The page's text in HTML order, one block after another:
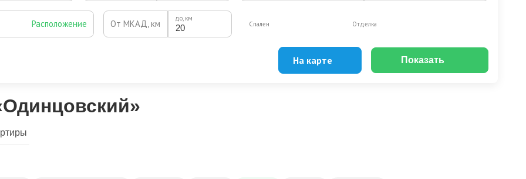
Расположение От МКАД, км до, км
Спален Отделка
На карте Показать